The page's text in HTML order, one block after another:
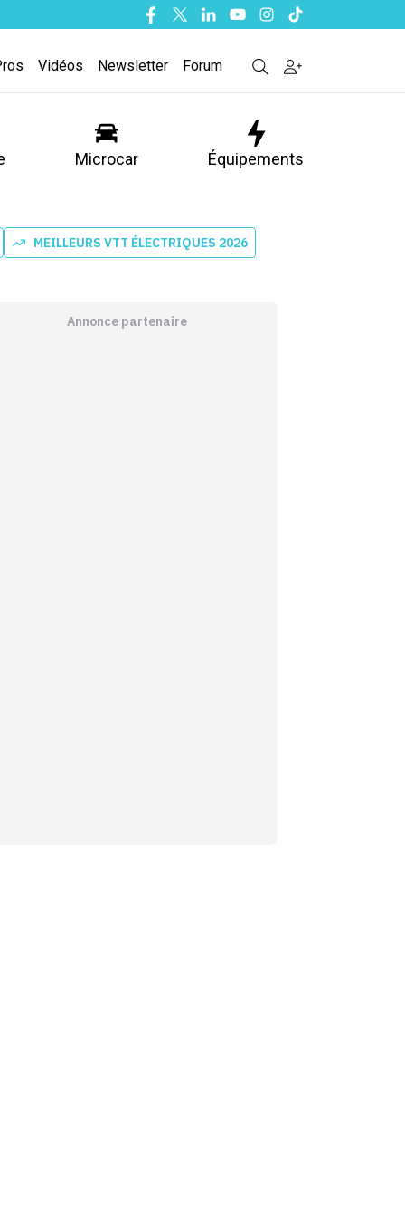
Facebook
TwitterLinkedinYoutubeInstagram
Tiktok
Vidéos Newsletter Forum
Microcar Équipements
MEILLEURS VTT ÉLECTRIQUES 2026
Annonce partenaire